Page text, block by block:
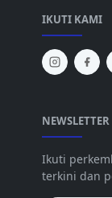
IKUTI KAMI
NEWSLETTER
Ikuti
terkini dan